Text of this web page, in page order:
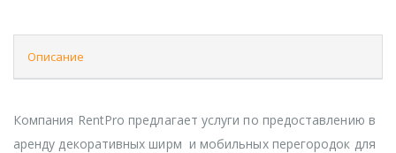
Описание
Компания RentPro предлагает услуги по предоставлению в
аренду декоративных ширм и мобильных перегородок для